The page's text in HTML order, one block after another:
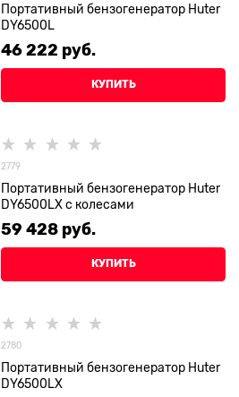
Портативный бензогенератор Huter
DY6500L
46 222 руб.
КУПИТЬ
2779
Портативный бензогенератор Huter
DY6500LX с колесами
59 428 руб.
КУПИТЬ
2780
Портативный бензогенератор Huter
DY6500LX